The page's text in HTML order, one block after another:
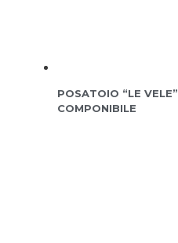
POSATOIO “LE VELE”
COMPONIBILE